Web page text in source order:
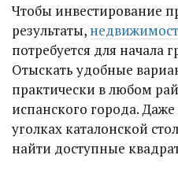
Чтобы инвестирование
результаты,
потребуется для начала
Отыскать удобные
практически в любом
испанского города.
уголках каталонской
найти доступные